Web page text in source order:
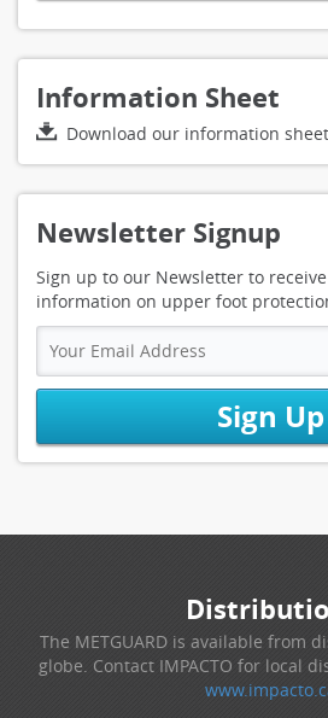
Information Sheet
Download our information sheet
Newsletter Signup
Sign up to our Newsletter to
information on upper foot
Sign Up
The METGUARD is available from
globe. Contact IMPACTO for local